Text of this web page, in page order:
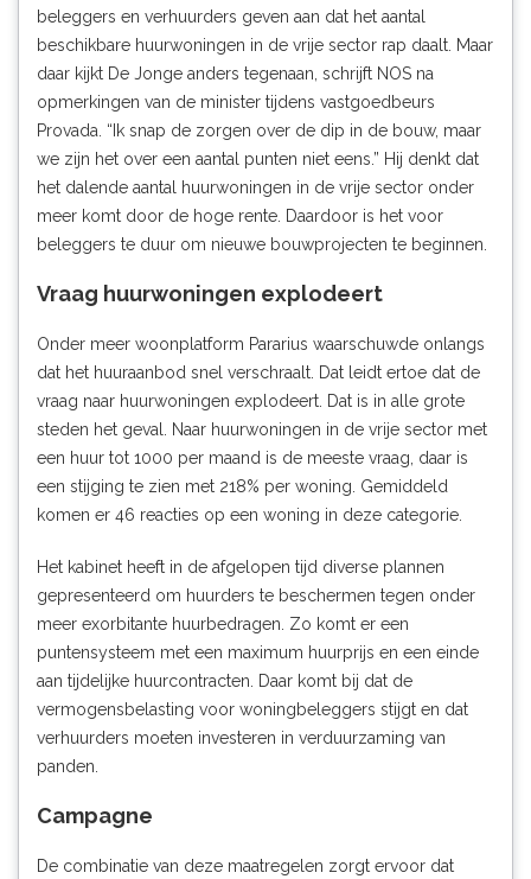
beleggers en verhuurders geven aan dat het aantal
beschikbare huurwoningen in de vrije sector rap daalt. Maar
daar kijkt De Jonge anders tegenaan, schrijft NOS na
opmerkingen van de minister tijdens vastgoedbeurs
Provada. “Ik snap de zorgen over de dip in de bouw, maar
we zijn het over een aantal punten niet eens.” Hij denkt dat
het dalende aantal huurwoningen in de vrije sector onder
meer komt door de hoge rente. Daardoor is het voor
beleggers te duur om nieuwe bouwprojecten te beginnen.
Vraag huurwoningen explodeert
Onder meer woonplatform Pararius waarschuwde onlangs
dat het huuraanbod snel verschraalt. Dat leidt ertoe dat de
vraag naar huurwoningen explodeert . Dat is in alle grote
steden het geval. Naar huurwoningen in de vrije sector met
een huur tot 1000 per maand is de meeste vraag, daar is
een stijging te zien met 218% per woning. Gemiddeld
komen er 46 reacties op een woning in deze categorie.
Het kabinet heeft in de afgelopen tijd diverse plannen
gepresenteerd om huurders te beschermen tegen onder
meer exorbitante huurbedragen. Zo komt er een
puntensysteem met een maximum huurprijs en een einde
aan tijdelijke huurcontracten . Daar komt bij dat de
vermogensbelasting voor woningbeleggers stijgt en dat
verhuurders moeten investeren in verduurzaming van
panden.
Campagne
De combinatie van deze maatregelen zorgt ervoor dat